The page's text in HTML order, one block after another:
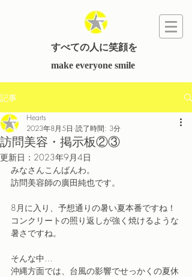
すべての人に笑顔を
​make everyone smile
記事
訪問美容・掲示板②③
Hearts
2023年8月5日 読了時間: 3分
更新日： 2023年9月4日
﻿みなさんこんばんわ。
訪問美容師の廣田純也です。
8月に入り、予想通りの暑い夏本番ですね！
コンクリートの照り返しが強く焼けるような
暑さですね。
そんな中…
沖縄方面では、台風の影響でせっかくの夏休